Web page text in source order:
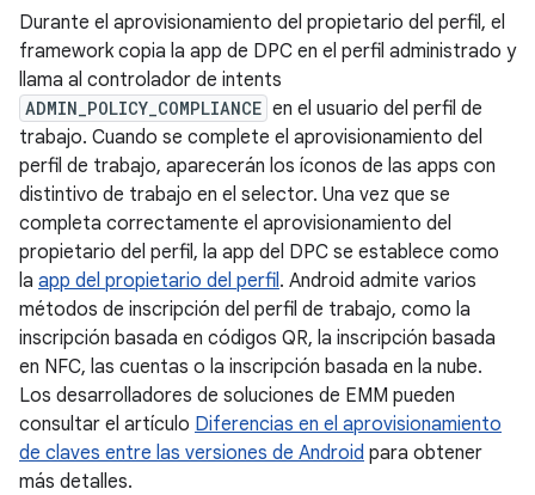
Durante el aprovisionamiento del propietario del perfil, el
framework copia la app de DPC en el perfil administrado y
llama al controlador de intents
ADMIN_POLICY_COMPLIANCE en el usuario del perfil de
trabajo. Cuando se complete el aprovisionamiento del
perfil de trabajo, aparecerán los íconos de las apps con
distintivo de trabajo en el selector. Una vez que se
completa correctamente el aprovisionamiento del
propietario del perfil, la app del DPC se establece como
la app del propietario del perfil. Android admite varios
métodos de inscripción del perfil de trabajo, como la
inscripción basada en códigos QR, la inscripción basada
en NFC, las cuentas o la inscripción basada en la nube.
Los desarrolladores de soluciones de EMM pueden
consultar el artículo Diferencias en el aprovisionamiento
de claves entre las versiones de Android para obtener
más detalles.